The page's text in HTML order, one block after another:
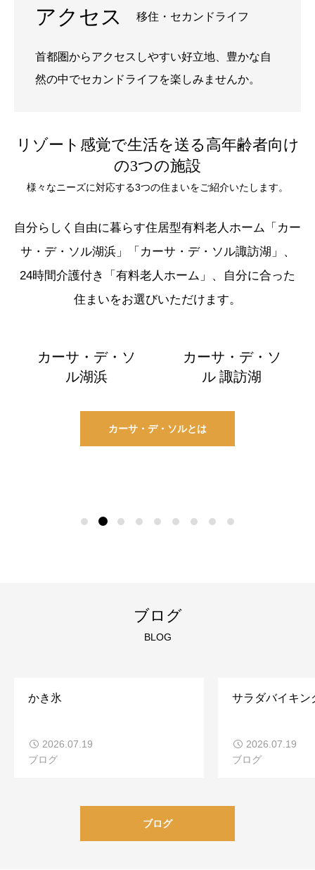
アクセス 移住・セカンドライフ
首都圏からアクセスしやすい好立地、豊かな自
然の中でセカンドライフを楽しみませんか。
リゾート感覚で生活を送る高年齢者向け
の3つの施設
様々なニーズに対応する3つの住まいをご紹介いたします。
自分らしく自由に暮らす住居型有料老人ホーム「カー
サ・デ・ソル湖浜」「カーサ・デ・ソル諏訪湖」、
24時間介護付き「有料老人ホーム」、自分に合った
住まいをお選びいただけます。
カーサ・デ・ソ
ル湖浜
カーサ・デ・ソ
ル 諏訪湖
カーサ・デ・ソルとは
ブログ
BLOG
かき氷
2026.07.19
ブログ
サラダバイキン
2026.07.19
ブログ
ブログ